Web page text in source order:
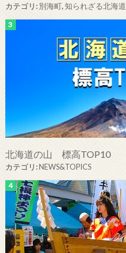
カテゴリ:別海町,知られざる北海道
北海道の山 標高TOP10
カテゴリ:NEWS&TOPICS